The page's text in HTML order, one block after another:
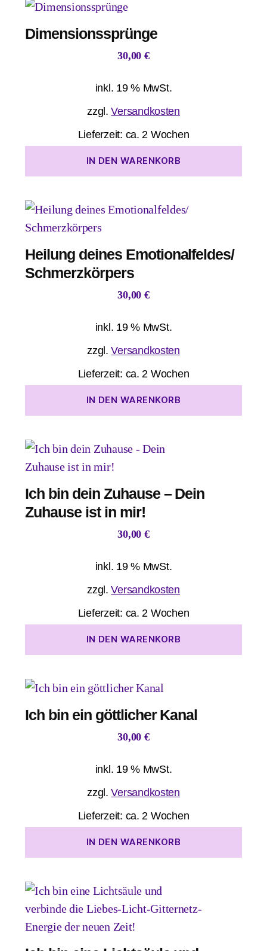
Dimensionssprünge
30,00 €
inkl. 19 % MwSt.
zzgl.Versandkosten
Lieferzeit: ca. 2 Wochen
IN DEN WARENKORB
Heilung deines Emotionalfeldes/
Schmerzkörpers
30,00 €
inkl. 19 % MwSt.
zzgl.Versandkosten
Lieferzeit: ca. 2 Wochen
IN DEN WARENKORB
Ich bin dein Zuhause – Dein
Zuhause ist in mir!
30,00 €
inkl. 19 % MwSt.
zzgl.Versandkosten
Lieferzeit: ca. 2 Wochen
IN DEN WARENKORB
Ich bin ein göttlicher Kanal
30,00 €
inkl. 19 % MwSt.
zzgl.Versandkosten
Lieferzeit: ca. 2 Wochen
IN DEN WARENKORB